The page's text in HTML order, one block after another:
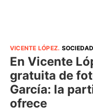
VICENTE LÓPEZ. SOCIEDAD
En Vicente
gratuita de
García: la
ofrece